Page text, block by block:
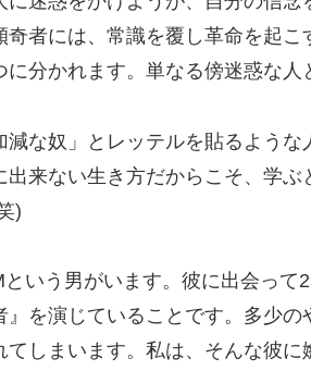
者には、常識を覆し革命を起こ
分かれます。単なる傍迷惑な人
な奴」とレッテルを貼るような
来ない生き方だからこそ、学ぶ
)
いう男がいます。彼に出会って
を演じていることです。多少
しまいます。私は、そんな彼に